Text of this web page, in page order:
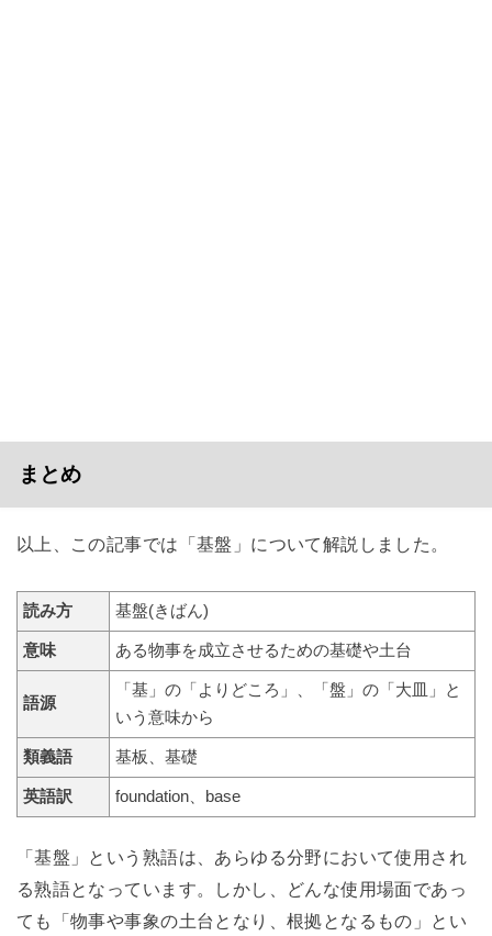
まとめ
以上、この記事では「基盤」について解説しました。
読み方 基盤(きばん)
意味 ある物事を成立させるための基礎や土台
語源
「基」の「よりどころ」、「盤」の「大皿」と
いう意味から
類義語 基板、基礎
英語訳 foundation、base
「基盤」という熟語は、あらゆる分野において使用され
る熟語となっています。しかし、どんな使用場面であっ
ても「物事や事象の土台となり、根拠となるもの」とい